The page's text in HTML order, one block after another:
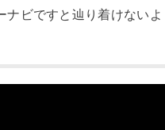
ナビですと辿り着けないよ